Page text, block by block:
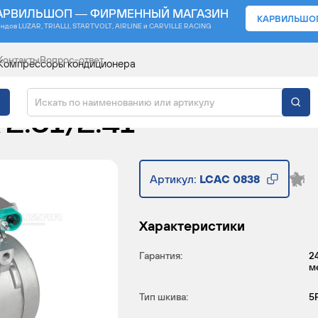
— ФИРМЕННЫЙ МАГАЗИН
LUZAR, TRIALLI, STARTVOLT, AIRLINE и CARVILLE RACING
Вопрос-ответ
кондиционера
ДЛЯ
2.0I/2.4I
Артикул: LCAC 0838
Характеристики
Гарантия:
Тип шкива: